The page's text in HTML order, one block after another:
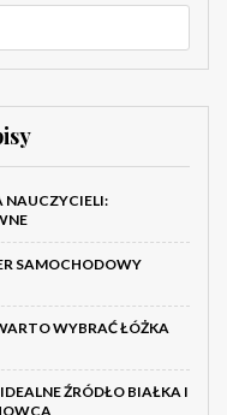
NAUCZYCIELI:
SAMOCHODOWY
WYBRAĆ ŁÓŻKA
ŹRÓDŁO BIAŁKA I